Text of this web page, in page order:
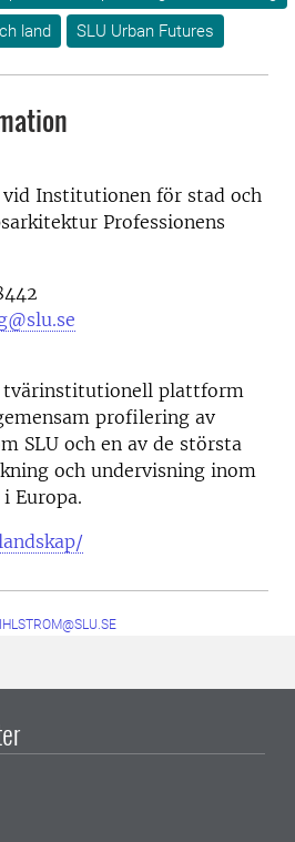
land
SLU Urban Futures
Institutionen för stad och
Professionens
tvärinstitutionell plattform
profilering av
SLU och en av de största
och undervisning inom
Europa.